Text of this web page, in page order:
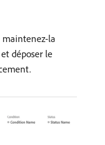
maintenez-la
déposer le